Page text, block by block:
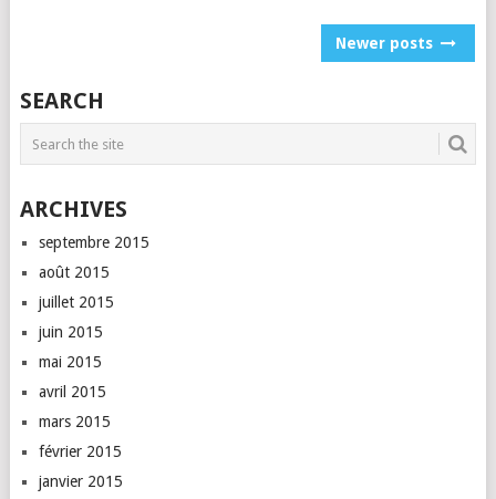
Newer posts
SEARCH
ARCHIVES
septembre 2015
août 2015
juillet 2015
juin 2015
mai 2015
avril 2015
mars 2015
février 2015
janvier 2015